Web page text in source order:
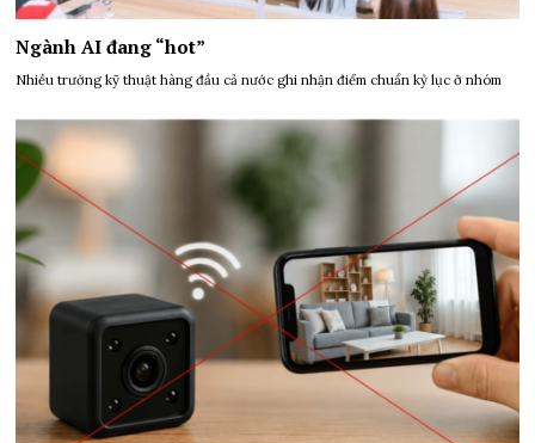
Ngành AI đang “hot”
Nhiều trường kỹ thuật hàng đầu cả nước ghi nhận điểm chuẩn kỷ lục ở nhóm